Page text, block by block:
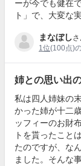
ーが今でも健在
ト」で、大変な
まなぼし
1位(100点)
姉との思い出
私は四人姉妹の
かった姉が十二
ッフィーのお財
トを貰ったこと
たのですが、な
ました。そんな